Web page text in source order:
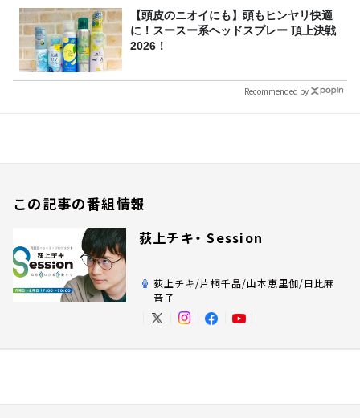
【頭皮のニオイにも】頭もヒンヤリ快適
に！スースー系ヘッドスプレー 頂上決戦
2026！
Recommended by
この記事の番組情報
荻上チキ・ Session
荻上チキ/片桐千晶/山本恵里伽/日比麻
音子